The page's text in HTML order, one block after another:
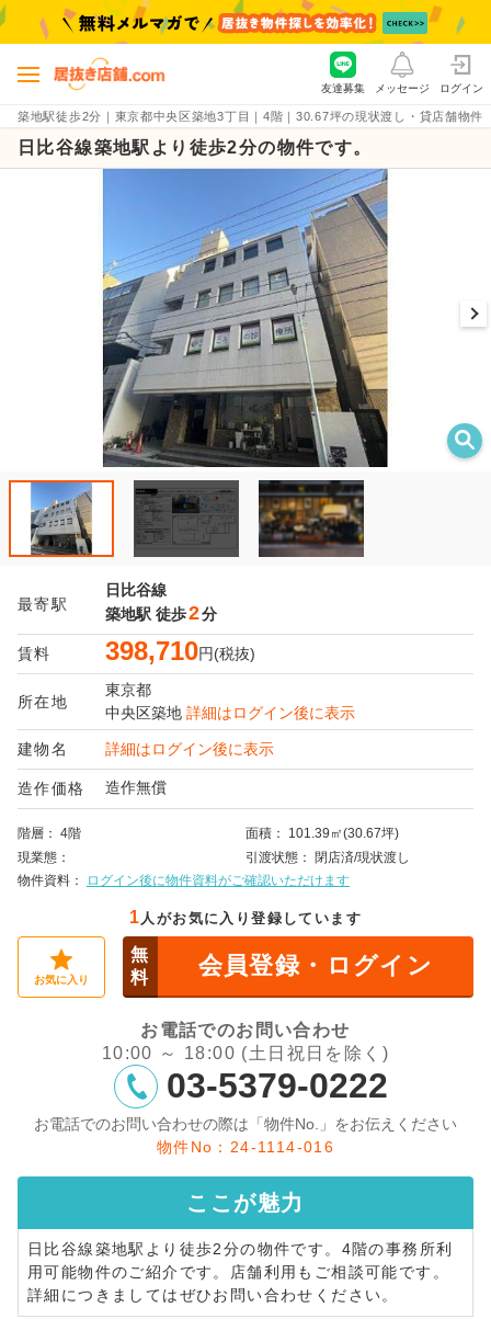
築地駅徒歩2分｜東京都中央区築地3丁目｜4階｜30.67坪の現状渡し・貸店舗物
友達募集 メッセージ ログイン
日比谷線築地駅より徒歩2分の物件です。
最寄駅
日比谷線
築地駅 徒歩2分
賃料 398,710円(税抜)
所在地
東京都
中央区築地 詳細はログイン後に表示
建物名 詳細はログイン後に表示
造作価格 造作無償
階層 4階 面積
101.39㎡(30.67坪)
現業態
引渡状態
閉店済/現状渡し
物件資料
ログイン後に物件資料がご確認いただけます
1 人がお気に入り登録しています
お気に入り
無
料
会員登録・ログイン
お電話でのお問い合わせ
10:00 ～ 18:00 (土日祝日を除く)
03-5379-0222
お電話でのお問い合わせの際は「物件No.」をお伝えください
物件No：24-1114-016
ここが魅力
日比谷線築地駅より徒歩2分の物件です。4階の事務所利
用可能物件のご紹介です。店舗利用もご相談可能です。
詳細につきましてはぜひお問い合わせください。